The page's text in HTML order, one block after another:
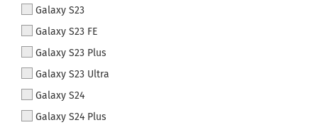
Galaxy S23
Galaxy S23 FE
Galaxy S23 Plus
Galaxy S23 Ultra
Galaxy S24
Galaxy S24 Plus